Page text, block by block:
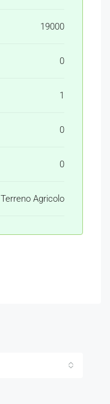
19000
0
1
0
0
Terreno Agricolo